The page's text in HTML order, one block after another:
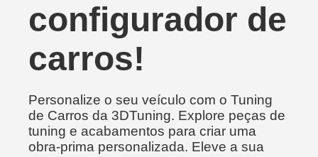
configurador de
carros!
Personalize o seu veículo com o Tuning
de Carros da 3DTuning. Explore peças de
tuning e acabamentos para criar uma
obra-prima personalizada. Eleve a sua